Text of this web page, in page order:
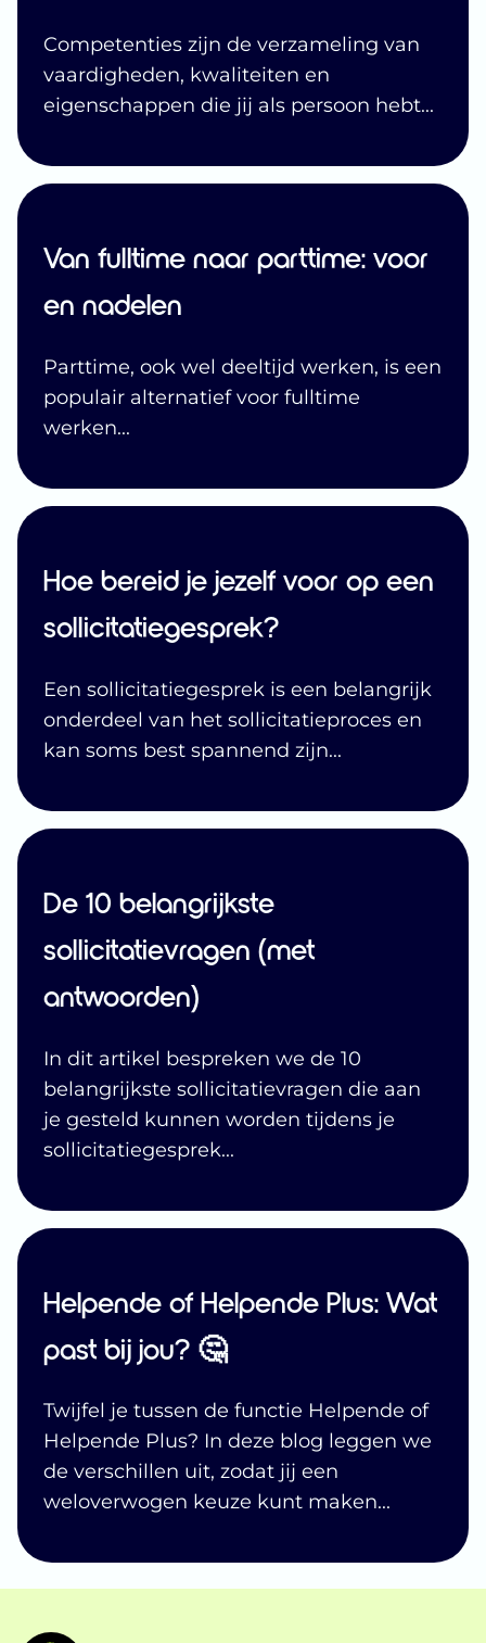
Competenties zijn de verzameling van
vaardigheden, kwaliteiten en
eigenschappen die jij als persoon hebt...
Van fulltime naar parttime: voor
en nadelen
Parttime, ook wel deeltijd werken, is een
populair alternatief voor fulltime
werken...
Hoe bereid je jezelf voor op een
sollicitatiegesprek?
Een sollicitatiegesprek is een belangrijk
onderdeel van het sollicitatieproces en
kan soms best spannend zijn...
De 10 belangrijkste
sollicitatievragen (met
antwoorden)
In dit artikel bespreken we de 10
belangrijkste sollicitatievragen die aan
je gesteld kunnen worden tijdens je
sollicitatiegesprek...
Helpende of Helpende Plus: Wat
past bij jou? 🤔
Twijfel je tussen de functie Helpende of
Helpende Plus? In deze blog leggen we
de verschillen uit, zodat jij een
weloverwogen keuze kunt maken...